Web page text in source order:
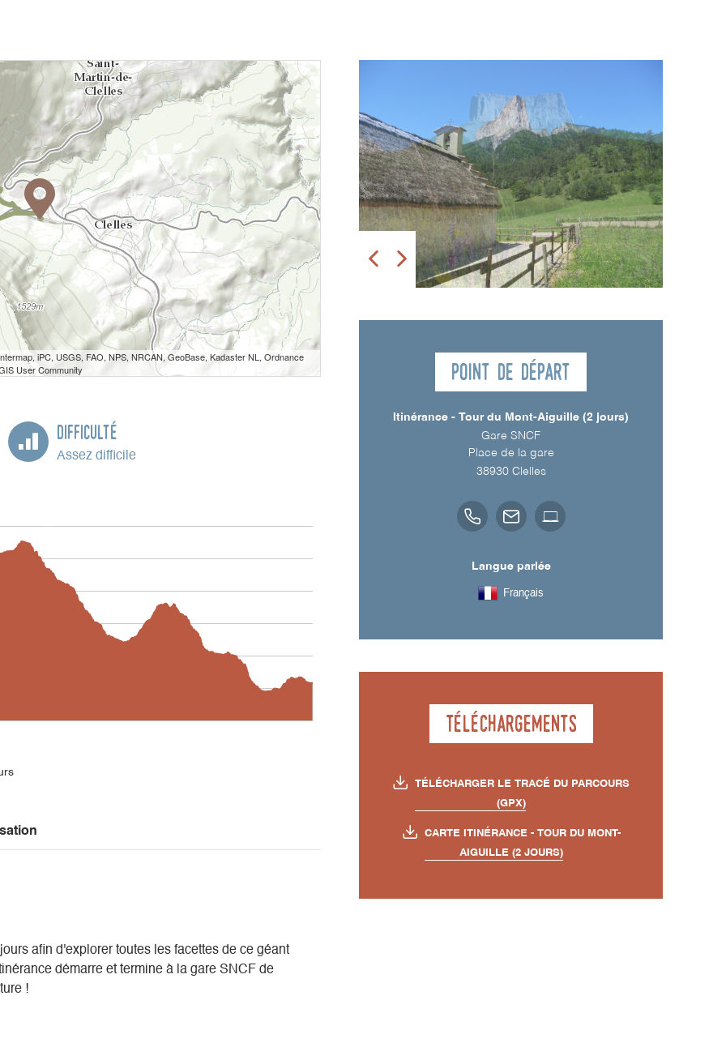
iPC, USGS, FAO, NPS, NRCAN, GeoBase, Kadaster NL, Ordnance
User Community
Difficulté
Assez difficile
afin d'explorer toutes les facettes de ce géant
démarre et termine à la gare SNCF de
!
Point de départ
Itinérance - Tour du Mont-Aiguille (2 jours)
Gare SNCF
Place de la gare
38930 Clelles
Langue parlée
Français
Téléchargements
TÉLÉCHARGER LE TRACÉ DU PARCOURS
(GPX)
CARTE ITINÉRANCE - TOUR DU MONT-
AIGUILLE (2 JOURS)